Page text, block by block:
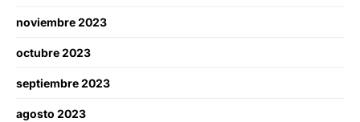
noviembre 2023
octubre 2023
septiembre 2023
agosto 2023